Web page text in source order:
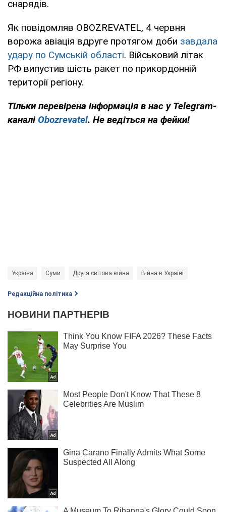
снарядів.
Як повідомляв OBOZREVATEL, 4 червня
ворожа авіація вдруге протягом доби завдала
удару по Сумській області. Військовий літак
РФ випустив шість ракет по прикордонній
території регіону.
Тільки перевірена інформація в нас у Telegram-
каналі Obozrevatel. Не ведіться на фейки!
Україна Суми Друга світова війна Війна в Україні
Редакційна політика